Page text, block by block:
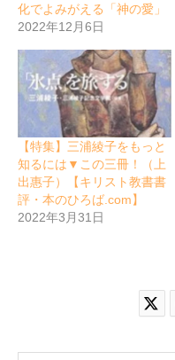
化でよみがえる「神の愛」
2022年12月6日
【特集】三浦綾子をもっと
知るには▼この三冊！（上
出惠子）【キリスト教書書
評・本のひろば.com】
2022年3月31日
